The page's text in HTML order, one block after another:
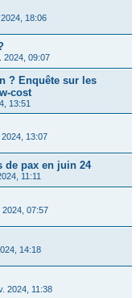
18:06
2024, 09:07
? Enquête sur les
cost
13:51
2024, 13:07
de pax en juin 24
11:11
2024, 07:57
14:18
2024, 11:38